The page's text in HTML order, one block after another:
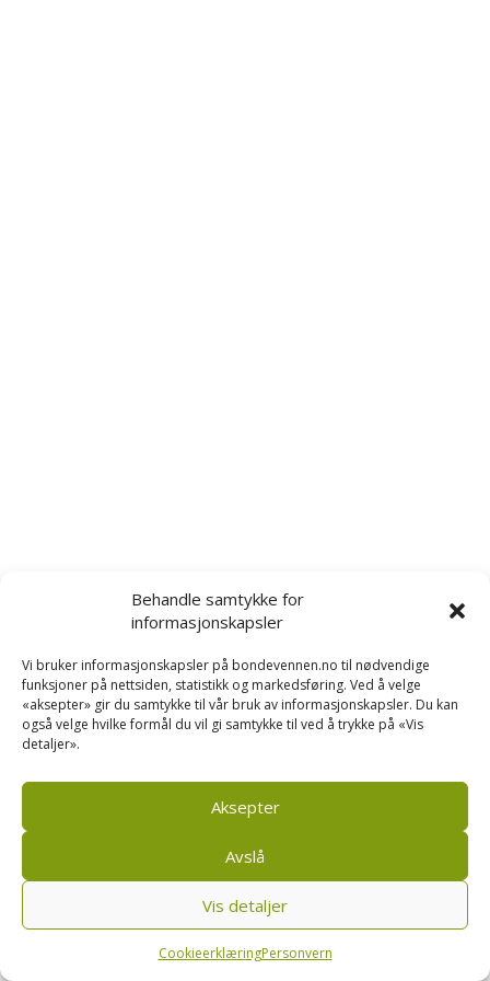
Behandle samtykke for
informasjonskapsler
Vi bruker informasjonskapsler på bondevennen.no til nødvendige
funksjoner på nettsiden, statistikk og markedsføring. Ved å velge
«aksepter» gir du samtykke til vår bruk av informasjonskapsler. Du kan
også velge hvilke formål du vil gi samtykke til ved å trykke på «Vis
detaljer».
Aksepter
Avslå
Vis detaljer
CookieerklæringPersonvern